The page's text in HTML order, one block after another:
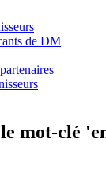
de DM
mot-clé